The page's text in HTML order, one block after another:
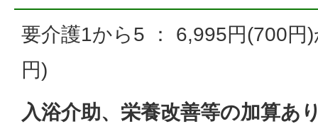
要介護1から5 ： 6,995円(700円
円)
入浴介助、栄養改善等の加算あ